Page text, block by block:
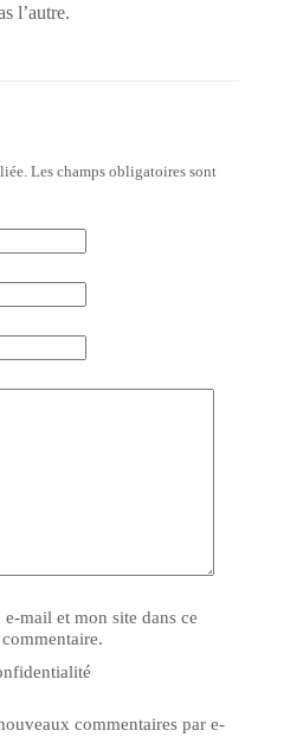
l’autre.
Les champs obligatoires sont
mail et mon site dans ce
commentaires par e-